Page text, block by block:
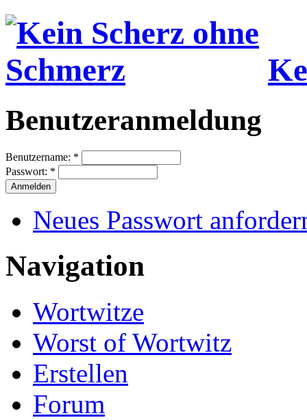
Benutzeranmeldung
Benutzername: *
Passwort: *
Neues Passwort
Navigation
Wortwitze
Worst of Wortwitz
Erstellen
Forum